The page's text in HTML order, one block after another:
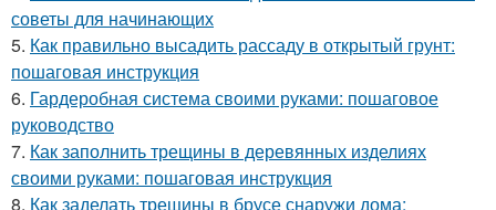
советы для начинающих
5. Как правильно высадить рассаду в открытый грунт:
пошаговая инструкция
6. Гардеробная система своими руками: пошаговое
руководство
7. Как заполнить трещины в деревянных изделиях
своими руками: пошаговая инструкция
8. Как заделать трещины в брусе снаружи дома: